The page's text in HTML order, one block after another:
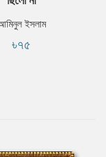
ইসলাম
৳৭৫